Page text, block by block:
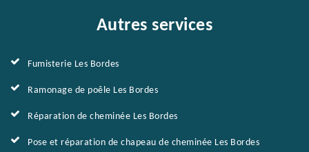
Autres services
Fumisterie Les Bordes
Ramonage de poêle Les Bordes
Réparation de cheminée Les Bordes
Pose et réparation de chapeau de cheminée Les Bordes